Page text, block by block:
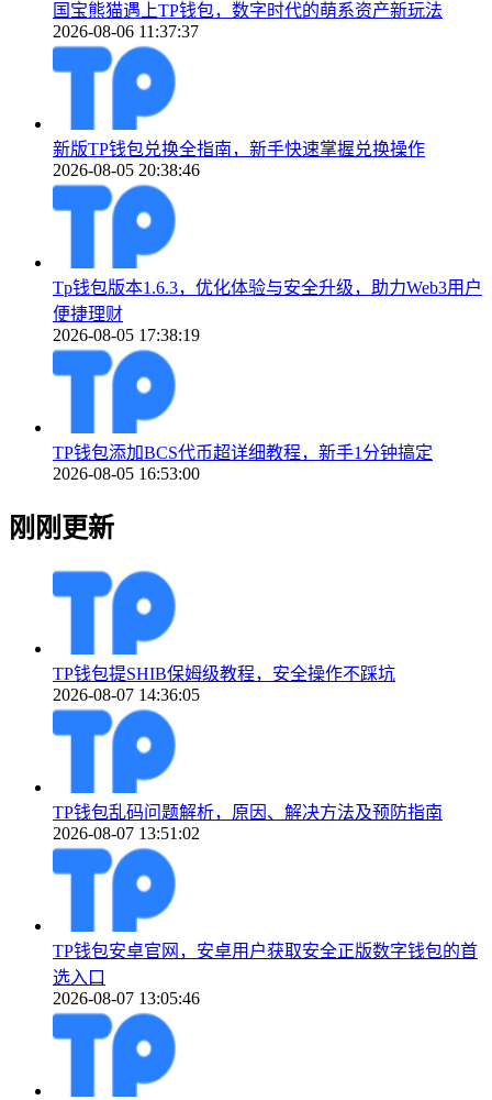
国宝熊猫遇上TP钱包，数字时代的萌系资产新玩法
2026-08-06 11:37:37
新版TP钱包兑换全指南，新手快速掌握兑换操作
2026-08-05 20:38:46
Tp钱包版本1.6.3，优化体验与安全升级，助力Web3用户
便捷理财
2026-08-05 17:38:19
TP钱包添加BCS代币超详细教程，新手1分钟搞定
2026-08-05 16:53:00
刚刚更新
TP钱包提SHIB保姆级教程，安全操作不踩坑
2026-08-07 14:36:05
TP钱包乱码问题解析，原因、解决方法及预防指南
2026-08-07 13:51:02
TP钱包安卓官网，安卓用户获取安全正版数字钱包的首
选入口
2026-08-07 13:05:46